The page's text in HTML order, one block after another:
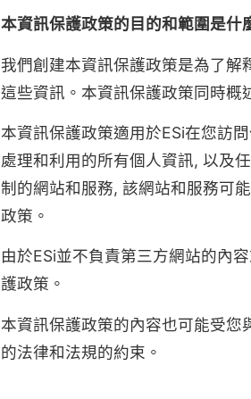
本資訊保護政策的目的和範圍是什
我們創建本資訊保護政策是為了解
這些資訊。本資訊保護政策同時概
本資訊保護政策適用於ESi在您訪
處理和利用的所有個人資訊, 以及
制的網站和服務, 該網站和服務可
政策。
由於ESi並不負責第三方網站的內
護政策。
本資訊保護政策的內容也可能受您
的法律和法規的約束。